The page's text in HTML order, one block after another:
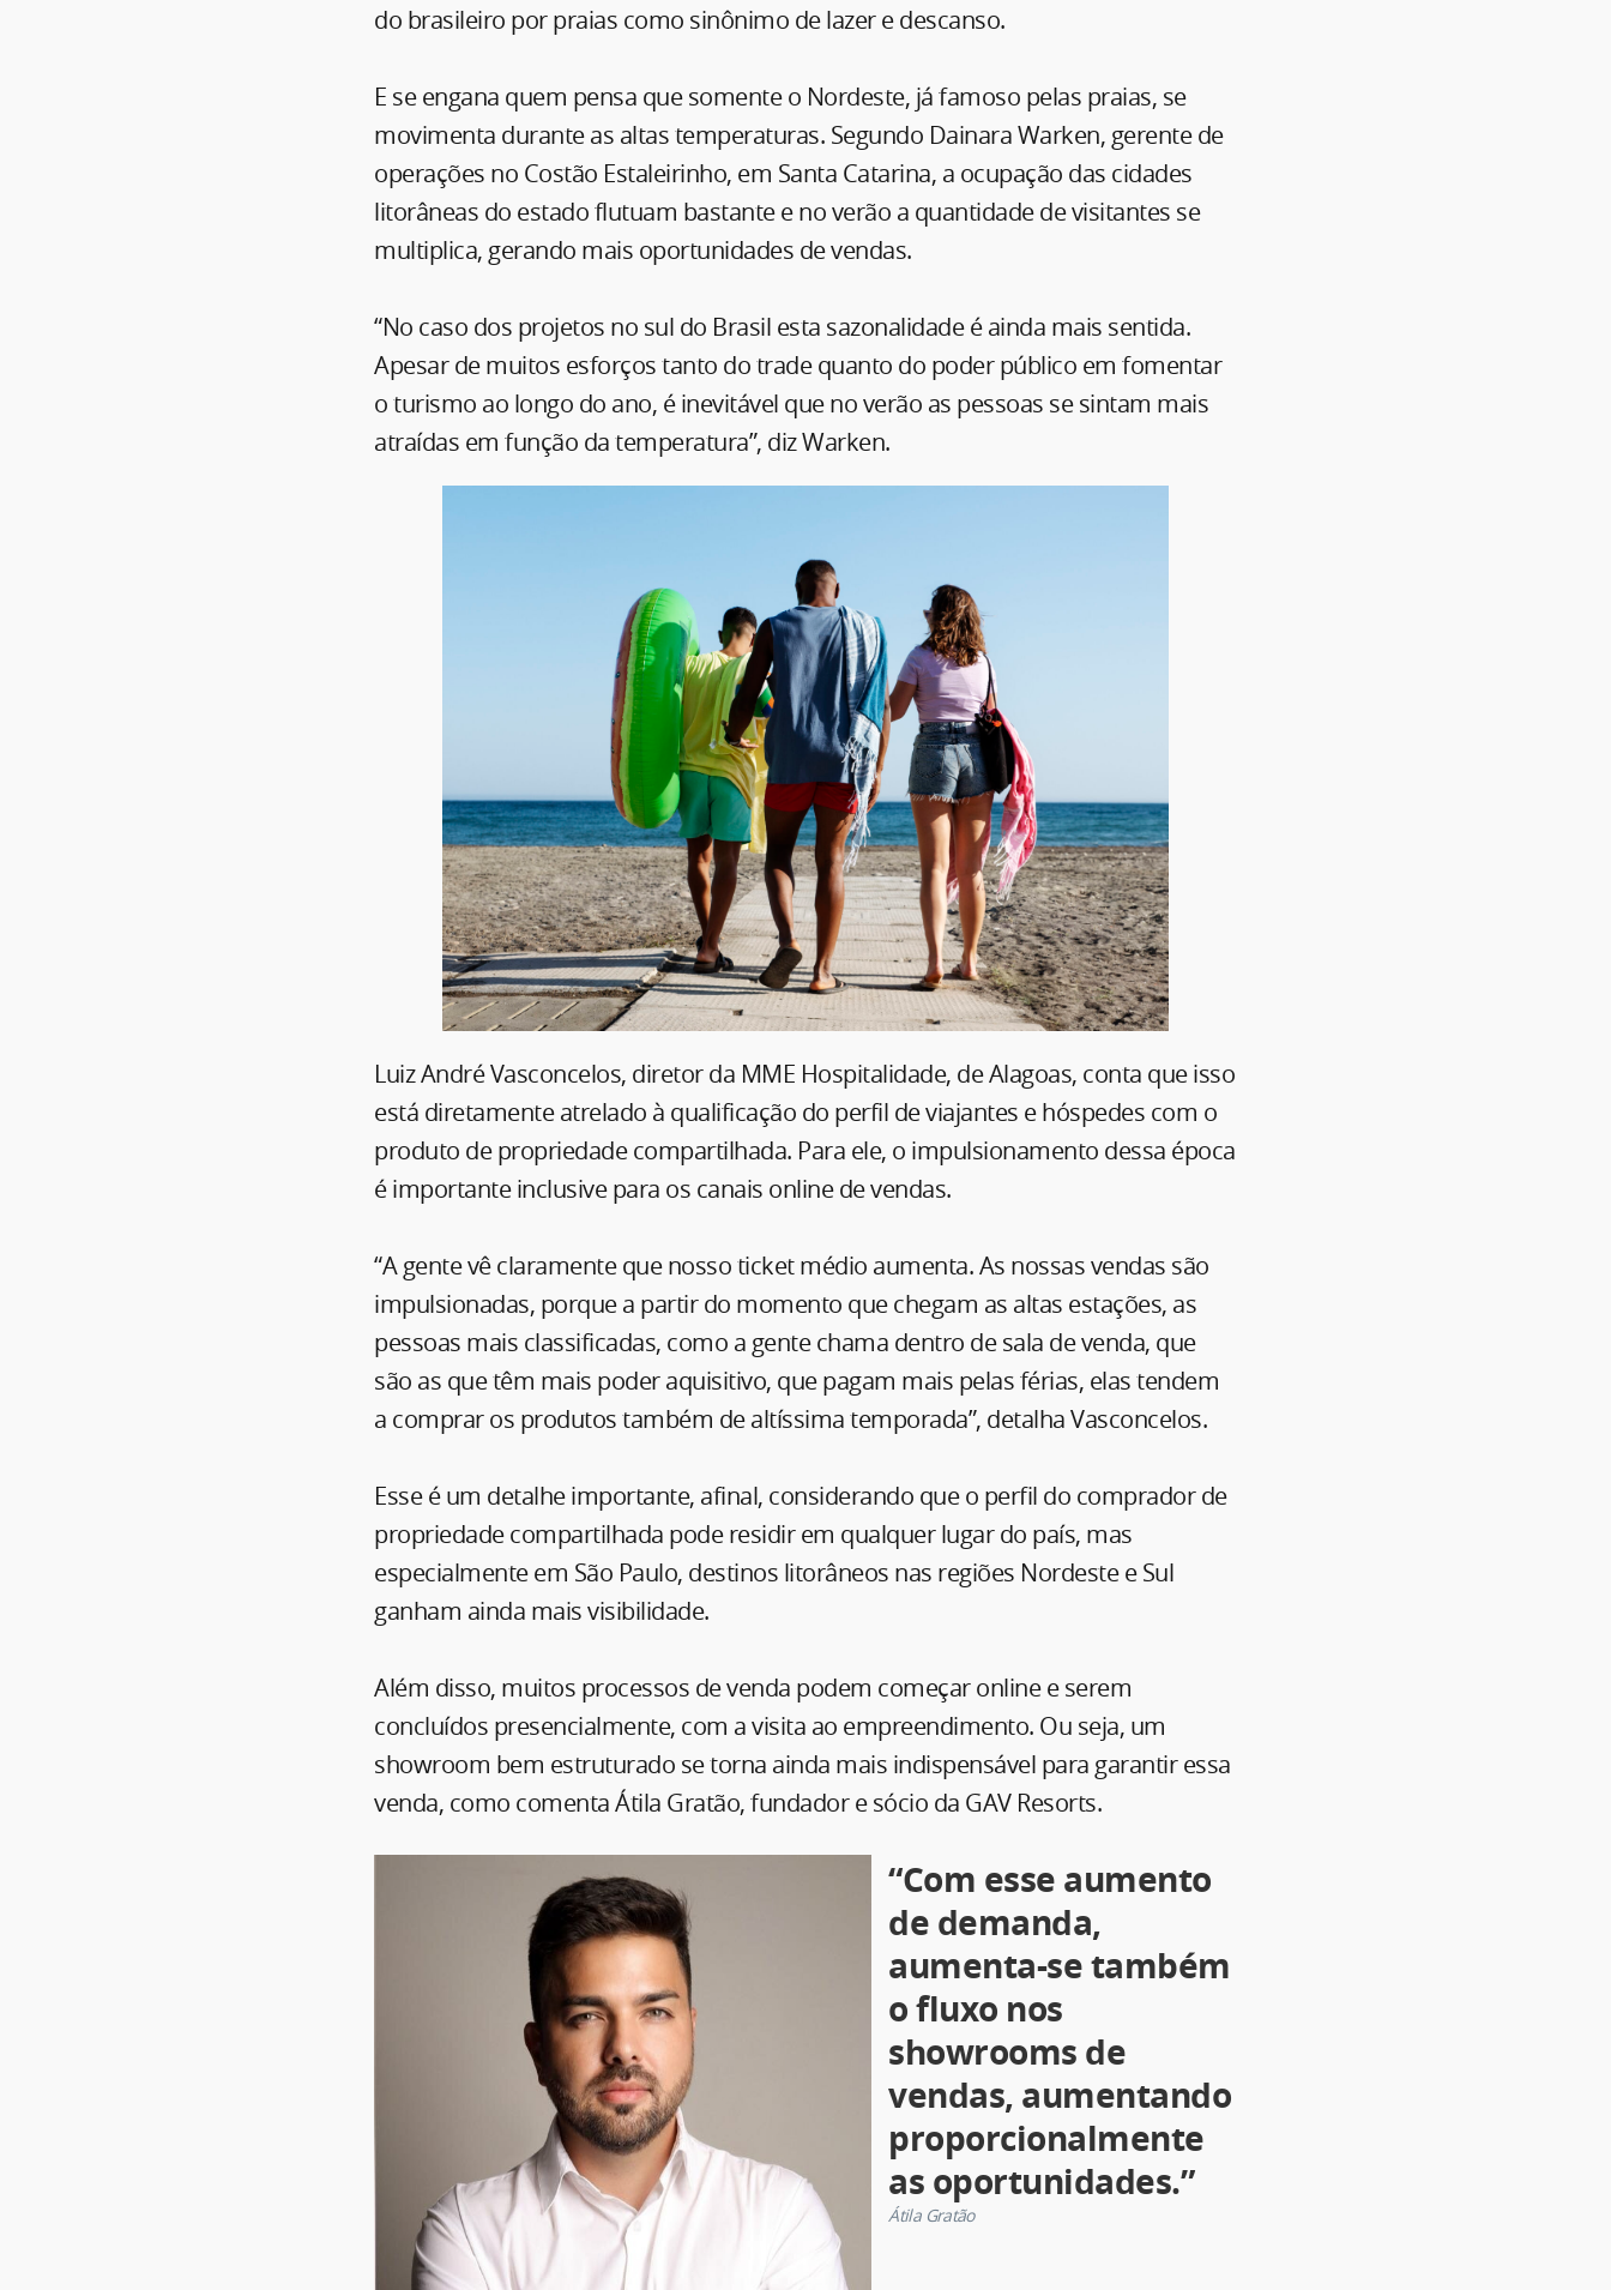
do brasileiro por praias como sinônimo de lazer e descanso.
E se engana quem pensa que somente o Nordeste, já famoso pelas praias, se
movimenta durante as altas temperaturas. Segundo Dainara Warken, gerente de
operações no Costão Estaleirinho, em Santa Catarina, a ocupação das cidades
litorâneas do estado flutuam bastante e no verão a quantidade de visitantes se
multiplica, gerando mais oportunidades de vendas.
“No caso dos projetos no sul do Brasil esta sazonalidade é ainda mais sentida.
Apesar de muitos esforços tanto do trade quanto do poder público em fomentar
o turismo ao longo do ano, é inevitável que no verão as pessoas se sintam mais
atraídas em função da temperatura”, diz Warken.
Luiz André Vasconcelos, diretor da MME Hospitalidade, de Alagoas, conta que isso
está diretamente atrelado à qualificação do perfil de viajantes e hóspedes com o
produto de propriedade compartilhada. Para ele, o impulsionamento dessa época
é importante inclusive para os canais online de vendas.
“A gente vê claramente que nosso ticket médio aumenta. As nossas vendas são
impulsionadas, porque a partir do momento que chegam as altas estações, as
pessoas mais classificadas, como a gente chama dentro de sala de venda, que
são as que têm mais poder aquisitivo, que pagam mais pelas férias, elas tendem
a comprar os produtos também de altíssima temporada”, detalha Vasconcelos.
Esse é um detalhe importante, afinal, considerando que o perfil do comprador de
propriedade compartilhada pode residir em qualquer lugar do país, mas
especialmente em São Paulo, destinos litorâneos nas regiões Nordeste e Sul
ganham ainda mais visibilidade.
Além disso, muitos processos de venda podem começar online e serem
concluídos presencialmente, com a visita ao empreendimento. Ou seja, um
showroom bem estruturado se torna ainda mais indispensável para garantir essa
venda, como comenta Átila Gratão, fundador e sócio da GAV Resorts.
“Com esse aumento
de demanda,
aumenta-se também
o fluxo nos
showrooms de
vendas, aumentando
proporcionalmente
as oportunidades.”
Átila Gratão